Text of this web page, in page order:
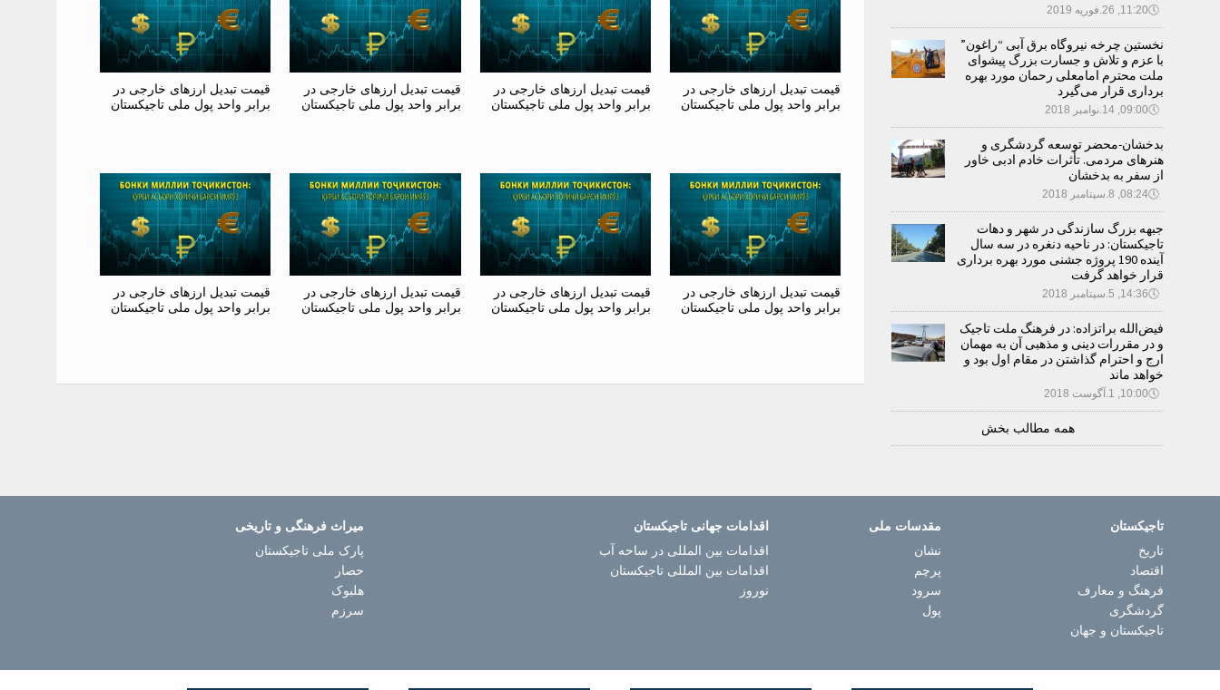
قیمت تبدیل ارزهای خارجی در
برابر واحد پول ملی تاجیکستان
قیمت تبدیل ارزهای خارجی در
برابر واحد پول ملی تاجیکستان
قیمت تبدیل ارزهای خارجی در
برابر واحد پول ملی تاجیکستان
قیمت تبدیل ارزهای خارجی در
برابر واحد پول ملی تاجیکستان
قیمت تبدیل ارزهای خارجی در
برابر واحد پول ملی تاجیکستان
قیمت تبدیل ارزهای خارجی در
برابر واحد پول ملی تاجیکستان
قیمت تبدیل ارزهای خارجی در
برابر واحد پول ملی تاجیکستان
قیمت تبدیل ارزهای خارجی در
برابر واحد پول ملی تاجیکستان
🕔11:20, 26.فوریه 2019
نخستین چرخه نیروگاه برق آبی “راغون”
با عزم و تلاش و جسارت بزرگ پیشوای
ملت محترم امامعلی رحمان مورد بهره
برداری قرار می‌گیرد
🕔09:00, 14.نوامبر 2018
بدخشان-محضر توسعه گردشگری و
هنرهای مردمی. تأثرات خادم ادبی خاور
از سفر به بدخشان
🕔08:24, 8.سپتامبر 2018
جبهه بزرگ سازندگی در شهر و دهات
تاجیکستان: در ناحیه دنغره در سه سال
آینده 190 پروژه جشنی مورد بهره برداری
قرار خواهد گرفت
🕔14:36, 5.سپتامبر 2018
فیض‌الله براتزاده: در فرهنگ ملت تاجیک
و در مقررات دینی و مذهبی آن به مهمان
ارج و احترام گذاشتن در مقام اول بود و
خواهد ماند
🕔10:00, 1.آگوست 2018
همه مطالب بخش
تاجیکستان
تاریخ
اقتصاد
فرهنگ و معارف
گردشگری
تاجیکستان و جهان
مقدسات ملی
نشان
پرچم
سرود
پول
اقدامات جهانی تاجیکستان
اقدامات بین المللی در ساحه آب
اقدامات بین المللی تاجیکستان
نوروز
میراث فرهنگی و تاریخی
پارک ملی تاجیکستان
حصار
هلبوک
سرزم